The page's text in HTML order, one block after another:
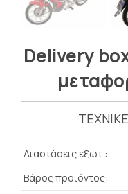
Delivery
Διαστάσεις εξωτ.:
Βάρος προϊόντος: